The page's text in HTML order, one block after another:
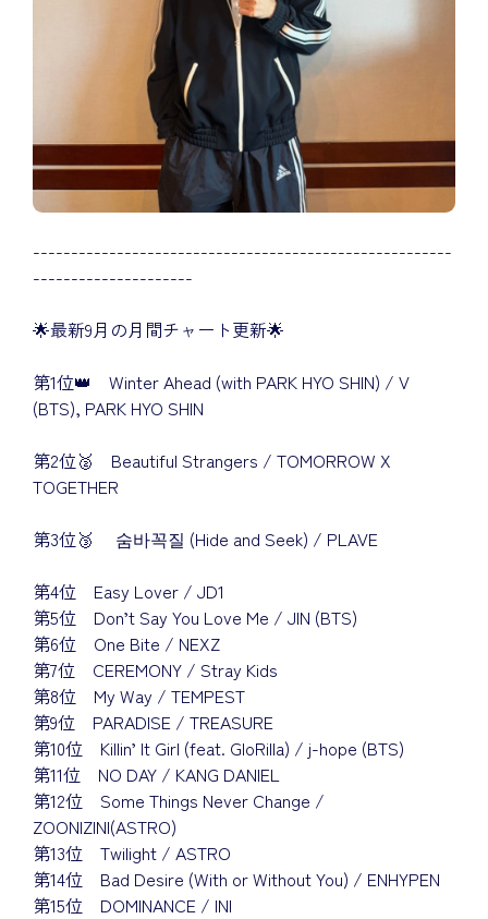
-------------------------------------------------------
---------------------
🌟最新9月の月間チャート更新🌟
第1位👑 Winter Ahead (with PARK HYO SHIN) / V
(BTS), PARK HYO SHIN
第2位🥈 Beautiful Strangers / TOMORROW X
TOGETHER
第3位🥉 숨바꼭질 (Hide and Seek) / PLAVE
第4位 Easy Lover / JD1
第5位 Don’t Say You Love Me / JIN (BTS)
第6位 One Bite / NEXZ
第7位 CEREMONY / Stray Kids
第8位 My Way / TEMPEST
第9位 PARADISE / TREASURE
第10位 Killin’ It Girl (feat. GloRilla) / j-hope (BTS)
第11位 NO DAY / KANG DANIEL
第12位 Some Things Never Change /
ZOONIZINI(ASTRO)
第13位 Twilight / ASTRO
第14位 Bad Desire (With or Without You) / ENHYPEN
第15位 DOMINANCE / INI